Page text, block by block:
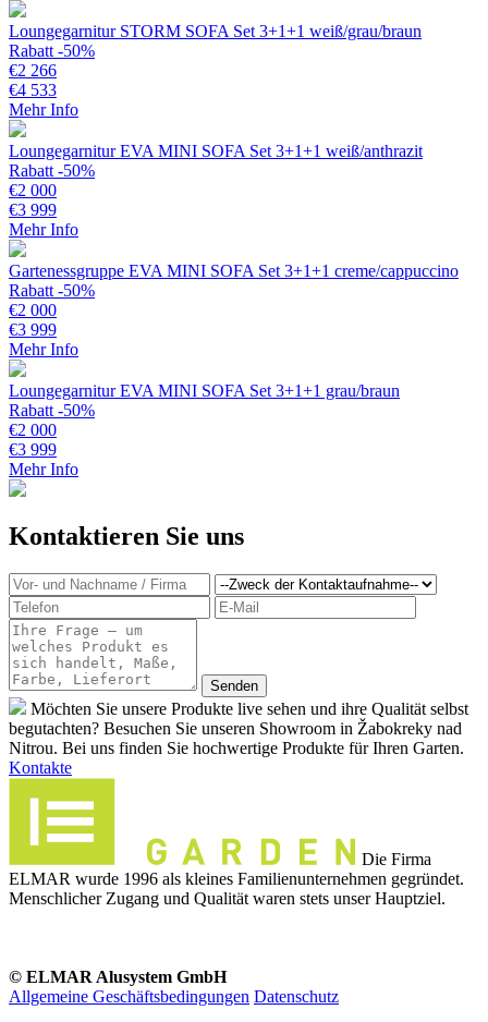
Loungegarnitur STORM SOFA Set 3+1+1 weiß/grau/braun
Rabatt -50%
€2 266
€4 533
Mehr Info
Loungegarnitur EVA MINI SOFA Set 3+1+1 weiß/anthrazit
Rabatt -50%
€2 000
€3 999
Mehr Info
Gartenessgruppe EVA MINI SOFA Set 3+1+1 creme/cappuccino
Rabatt -50%
€2 000
€3 999
Mehr Info
Loungegarnitur EVA MINI SOFA Set 3+1+1 grau/braun
Rabatt -50%
€2 000
€3 999
Mehr Info
Kontaktieren Sie uns
Möchten Sie unsere Produkte live sehen und ihre Qualität selbst
begutachten? Besuchen Sie unseren Showroom in Žabokreky nad
Nitrou. Bei uns finden Sie hochwertige Produkte für Ihren Garten.
Kontakte
Die Firma
ELMAR wurde 1996 als kleines Familienunternehmen gegründet.
Menschlicher Zugang und Qualität waren stets unser Hauptziel.
© ELMAR Alusystem GmbH
Allgemeine Geschäftsbedingungen Datenschutz